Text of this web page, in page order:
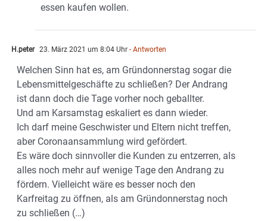
essen kaufen wollen.
H.peter 23. März 2021 um 8:04 Uhr - Antworten
Welchen Sinn hat es, am Gründonnerstag sogar die
Lebensmittelgeschäfte zu schließen? Der Andrang
ist dann doch die Tage vorher noch geballter.
Und am Karsamstag eskaliert es dann wieder.
Ich darf meine Geschwister und Eltern nicht treffen,
aber Coronaansammlung wird gefördert.
Es wäre doch sinnvoller die Kunden zu entzerren, als
alles noch mehr auf wenige Tage den Andrang zu
fördern. Vielleicht wäre es besser noch den
Karfreitag zu öffnen, als am Gründonnerstag noch
zu schließen (…)